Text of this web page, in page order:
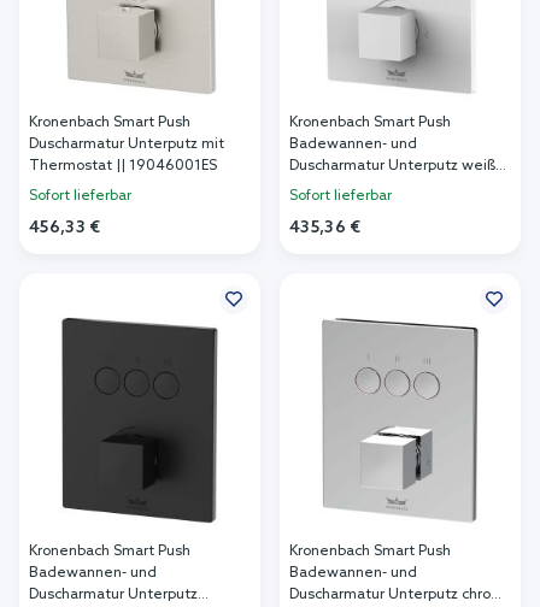
Kronenbach Smart Push
Duscharmatur Unterputz mit
Thermostat || 19046001ES
Sofort lieferbar
456,33 €
Kronenbach Smart Push
Badewannen- und
Duscharmatur Unterputz weiß
19045003WM
Sofort lieferbar
435,36 €
Kronenbach Smart Push
Badewannen- und
Duscharmatur Unterputz
Kronenbach Smart Push
Badewannen- und
Duscharmatur Unterputz chrom